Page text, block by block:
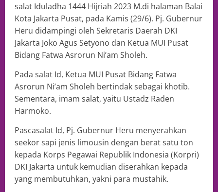
salat Iduladha 1444 Hijriah 2023 M.di halaman Balai
Kota Jakarta Pusat, pada Kamis (29/6). Pj. Gubernur
Heru didampingi oleh Sekretaris Daerah DKI
Jakarta Joko Agus Setyono dan Ketua MUI Pusat
Bidang Fatwa Asrorun Ni’am Sholeh.
Pada salat Id, Ketua MUI Pusat Bidang Fatwa
Asrorun Ni’am Sholeh bertindak sebagai khotib.
Sementara, imam salat, yaitu Ustadz Raden
Harmoko.
Pascasalat Id, Pj. Gubernur Heru menyerahkan
seekor sapi jenis limousin dengan berat satu ton
kepada Korps Pegawai Republik Indonesia (Korpri)
DKI Jakarta untuk kemudian diserahkan kepada
yang membutuhkan, yakni para mustahik.